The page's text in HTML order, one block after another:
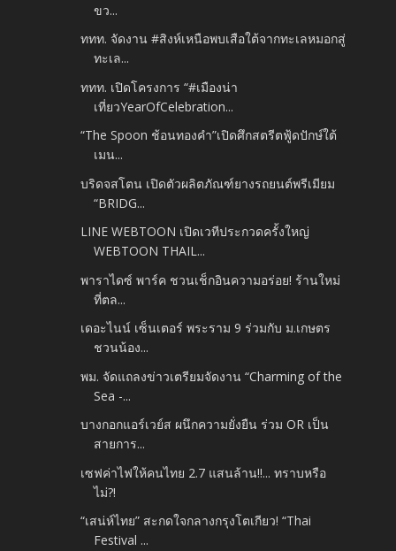
ขว...
ททท. จัดงาน #สิงห์เหนือพบเสือใต้จากทะเลหมอกสู่
ทะเล...
ททท. เปิดโครงการ “#เมืองน่า
เที่ยวYearOfCelebration...
“The Spoon ช้อนทองคำ”เปิดศึกสตรีตฟู้ดปักษ์ใต้
เมน...
บริดจสโตน เปิดตัวผลิตภัณฑ์ยางรถยนต์พรีเมียม
“BRIDG...
LINE WEBTOON เปิดเวทีประกวดครั้งใหญ่
WEBTOON THAIL...
พาราไดซ์ พาร์ค ชวนเช็กอินความอร่อย! ร้านใหม่
ที่ตล...
เดอะไนน์ เซ็นเตอร์ พระราม 9 ร่วมกับ ม.เกษตร
ชวนน้อง...
พม. จัดแถลงข่าวเตรียมจัดงาน “Charming of the
Sea -...
บางกอกแอร์เวย์ส ผนึกความยั่งยืน ร่วม OR เป็น
สายการ...
เซฟค่าไฟให้คนไทย 2.7 แสนล้าน!!... ทราบหรือ
ไม่?!
“เสน่ห์ไทย” สะกดใจกลางกรุงโตเกียว! “Thai
Festival ...